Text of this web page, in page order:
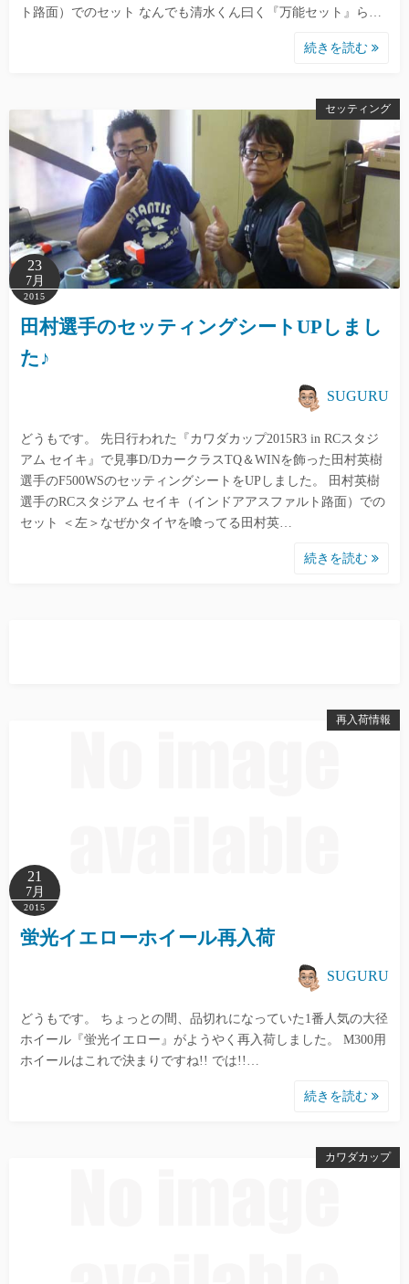
ト路面）でのセット なんでも清水くん曰く『万能セット』ら…
続きを読む
セッティング
23
7月
2015
田村選手のセッティングシートUPしまし
た♪
SUGURU
どうもです。 先日行われた『カワダカップ2015R3 in RCスタジ
アム セイキ』で見事D/DカークラスTQ＆WINを飾った田村英樹
選手のF500WSのセッティングシートをUPしました。 田村英樹
選手のRCスタジアム セイキ（インドアアスファルト路面）での
セット ＜左＞なぜかタイヤを喰ってる田村英…
続きを読む
再入荷情報
21
7月
2015
蛍光イエローホイール再入荷
SUGURU
どうもです。 ちょっとの間、品切れになっていた1番人気の大径
ホイール『蛍光イエロー』がようやく再入荷しました。 M300用
ホイールはこれで決まりですね!! では!!…
続きを読む
カワダカップ